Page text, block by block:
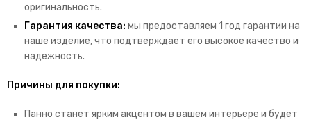
оригинальность.
Гарантия качества: мы предоставляем 1 год гарантии на
наше изделие, что подтверждает его высокое качество и
надежность.
Причины для покупки:
Панно станет ярким акцентом в вашем интерьере и будет